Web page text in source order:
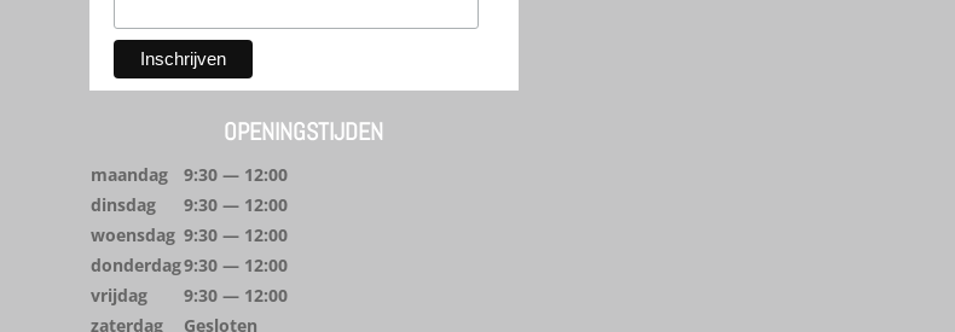
OPENINGSTIJDEN
maandag
9:30 — 12:00
dinsdag
9:30 — 12:00
woensdag 9:30 — 12:00
donderdag9:30 — 12:00
vrijdag
9:30 — 12:00
zaterdag
Gesloten